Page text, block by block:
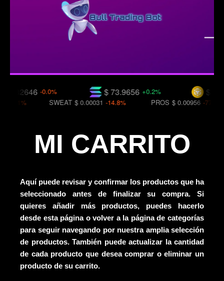
$
$ 73.9656 +0.2%
-0.0%
PROS $ 0.00956 -77.6%
SWEAT $ 0.00031 -14.8%
MI CARRITO
Aquí puede revisar y confirmar los productos que ha
seleccionado antes de finalizar su compra. Si
quieres añadir más productos, puedes hacerlo
desde esta página o volver a la página de categorías
para seguir navegando por nuestra amplia selección
de productos. También puede actualizar la cantidad
de cada producto que desea comprar o eliminar un
producto de su carrito.